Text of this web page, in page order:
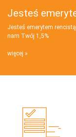
Jesteś
Jesteś emerytem
nam Twój 1,5%
więcej